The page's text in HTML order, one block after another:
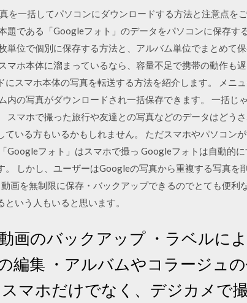
を一括してパソコンにダウンロードする方法と注意点を
題である「Googleフォト」のデータをパソコンに保存す
単位で個別に保存する方法と、アルバム単位でまとめて
マホ本体に溜まっているなら、容量不足で携帯の動作も
にスマホ本体の写真を転送する方法を紹介します。 メニ
内の写真がダウンロードされ一括保存できます。 一括じ
スマホで撮った旅行や友達との写真などのデータはどう
ている方もいるかもしれません。 ただスマホやパソコン
Googleフォト」はスマホで撮っ Googleフォトは自動的
。 しかし、ユーザーはGoogleの写真から重複する写真を
画を無制限に保存・バックアップできるのでとても便利
いう人もいると思います。
画のバックアップ ・ラベルに
編集 ・アルバムやコラージュ
マホだけでなく、デジカメで